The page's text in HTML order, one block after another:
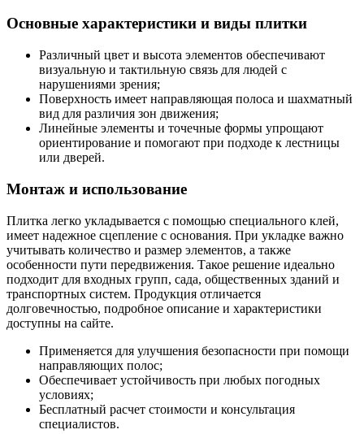
Основные характеристики и виды плитки
Различный цвет и высота элементов обеспечивают
визуальную и тактильную связь для людей с
нарушениями зрения;
Поверхность имеет направляющая полоса и шахматный
вид для различия зон движения;
Линейные элементы и точечные формы упрощают
ориентирование и помогают при подходе к лестницы
или дверей.
Монтаж и использование
Плитка легко укладывается с помощью специального клей,
имеет надежное сцепление с основания. При укладке важно
учитывать количество и размер элементов, а также
особенности пути передвижения. Такое решение идеально
подходит для входных групп, садa, общественных зданий и
транспортных систем. Продукция отличается
долговечностью, подробное описание и характеристики
доступны на сайте.
Применяется для улучшения безопасности при помощи
направляющих полос;
Обеспечивает устойчивость при любых погодных
условиях;
Бесплатный расчет стоимости и консультация
специалистов.